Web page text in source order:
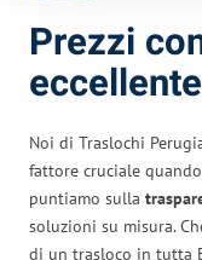
Prezzi
Noi di Traslochi
fattore cruciale
puntiamo sulla
soluzioni su misura.
di un trasloco in tutta